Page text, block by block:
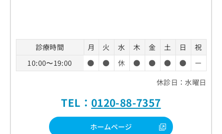
診療時間 月 火 水 木 金 土 日
祝
10:00〜19:00
● ● 休 ● ● ● ●
ー
休診日：水曜日
TEL： 0120-88-7357
ホームページ